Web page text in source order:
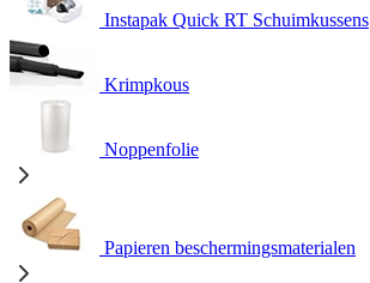
Instapak Quick RT Schuimkussens
Krimpkous
Noppenfolie
Papieren beschermingsmaterialen